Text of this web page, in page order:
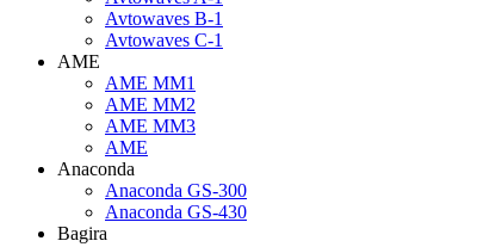
Avtowaves B-1
Avtowaves C-1
AME
AME MM1
AME MM2
AME MM3
AME
Anaconda
Anaconda GS-300
Anaconda GS-430
Bagira